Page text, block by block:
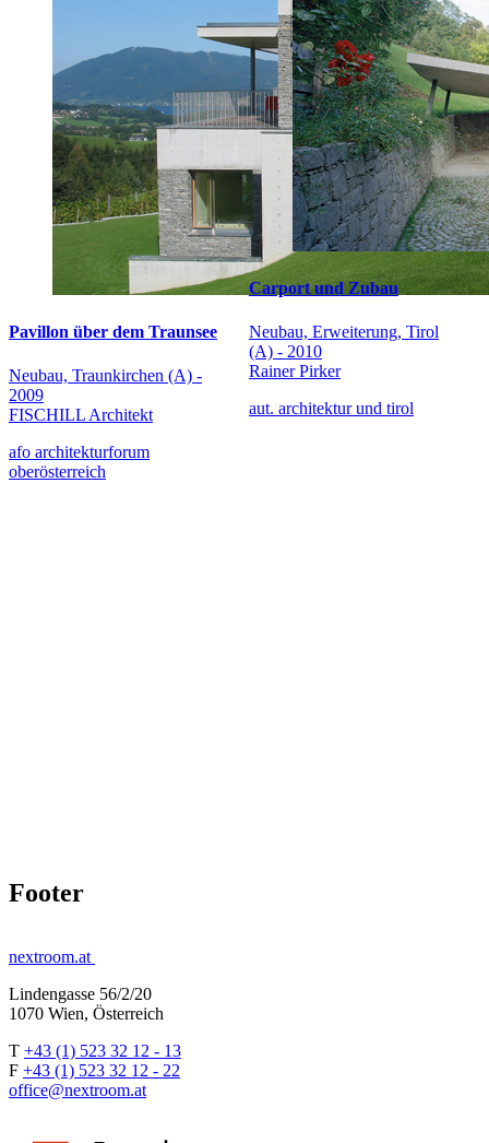
Pavillon über dem Traunsee
Neubau, Traunkirchen (A) -
2009
FISCHILL Architekt
afo architekturforum
oberösterreich
Carport und Zubau
Neubau, Erweiterung, Tirol
(A) - 2010
Rainer Pirker
aut. architektur und tirol
Footer
nextroom.at
Lindengasse 56/2/20
1070 Wien, Österreich
T +43 (1) 523 32 12 - 13
F +43 (1) 523 32 12 - 22
office@nextroom.at